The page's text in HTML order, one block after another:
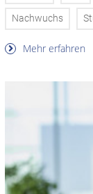
Nachwuchs
Mehr erfahren